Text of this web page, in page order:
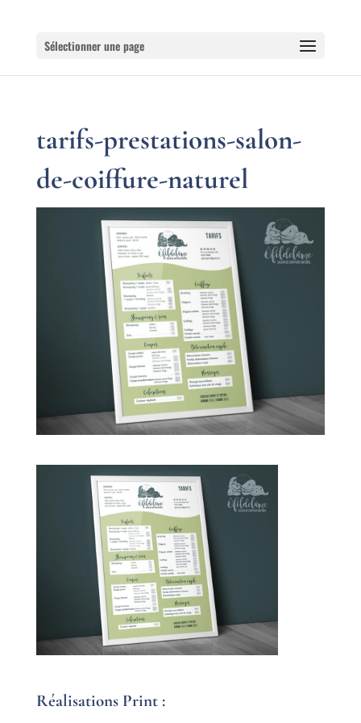
Sélectionner une page
tarifs-prestations-salon-
de-coiffure-naturel
Réalisations Print :